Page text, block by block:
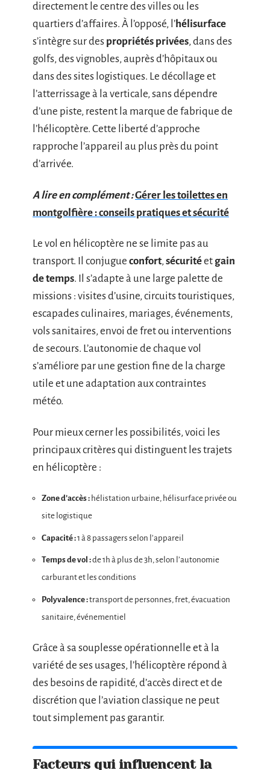
directement le centre des villes ou les
quartiers d’affaires. À l’opposé, l’hélisurface
s’intègre sur des propriétés privées, dans des
golfs, des vignobles, auprès d’hôpitaux ou
dans des sites logistiques. Le décollage et
l’atterrissage à la verticale, sans dépendre
d’une piste, restent la marque de fabrique de
l’hélicoptère. Cette liberté d’approche
rapproche l’appareil au plus près du point
d’arrivée.
A lire en complément :Gérer les toilettes en
montgolfière : conseils pratiques et sécurité
Le vol en hélicoptère ne se limite pas au
transport. Il conjugue confort,sécuritéet gain
de temps. Il s’adapte à une large palette de
missions : visites d’usine, circuits touristiques,
escapades culinaires, mariages, événements,
vols sanitaires, envoi de fret ou interventions
de secours. L’autonomie de chaque vol
s’améliore par une gestion fine de la charge
utile et une adaptation aux contraintes
météo.
Pour mieux cerner les possibilités, voici les
principaux critères qui distinguent les trajets
en hélicoptère :
Zone d’accès : hélistation urbaine, hélisurface privée ou
site logistique
Capacité :1 à 8 passagers selon l’appareil
Temps de vol :de 1h à plus de 3h, selon l’autonomie
carburant et les conditions
Polyvalence :transport de personnes, fret, évacuation
sanitaire, événementiel
Grâce à sa souplesse opérationnelle et à la
variété de ses usages, l’hélicoptère répond à
des besoins de rapidité, d’accès direct et de
discrétion que l’aviation classique ne peut
tout simplement pas garantir.
Facteurs qui influencent la